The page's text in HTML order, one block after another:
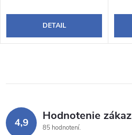
DETAIL
4,9 Hodnotenie
85 hodnotení